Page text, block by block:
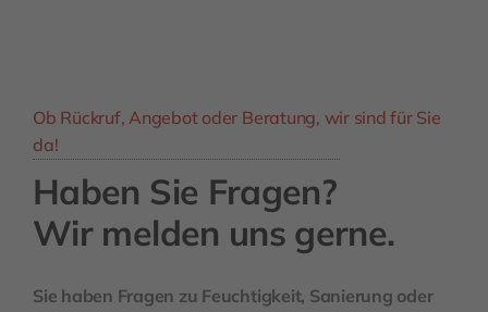
Ob Rückruf, Angebot oder Beratung, wir sind für Sie
da!
Haben Sie Fragen?
Wir melden uns gerne.
Sie haben Fragen zu Feuchtigkeit, Sanierung oder